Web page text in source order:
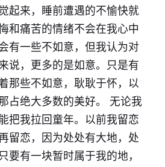
起来，睡前遭遇的不愉快就
和痛苦的情绪不会在我心中
有一些不如意，但我认为对
说，更多的是如意。只是有
那些不如意，耿耿于怀，以
占绝大多数的美好。 无论我
把我拉回童年。以前我留恋
留恋，因为处处有大地，处
要有一块暂时属于我的地，